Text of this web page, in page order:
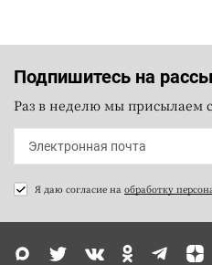
Подпишитесь на
Раз в неделю мы присылаем
Я даю согласие на обработку